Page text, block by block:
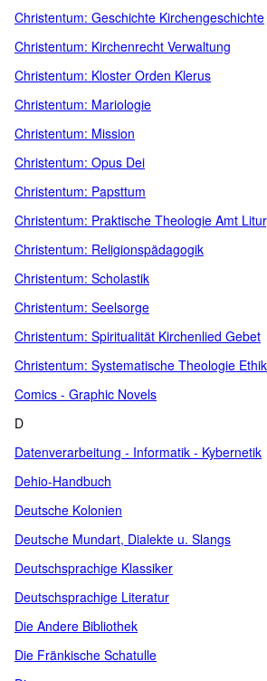
Christentum: Geschichte Kirchengeschichte
Christentum: Kirchenrecht Verwaltung
Christentum: Kloster Orden Klerus
Christentum: Mariologie
Christentum: Mission
Christentum: Opus Dei
Christentum: Papsttum
Christentum: Praktische Theologie Amt
Christentum: Religionspädagogik
Christentum: Scholastik
Christentum: Seelsorge
Christentum: Spiritualität Kirchenlied Gebet
Christentum: Systematische Theologie Ethik
Comics - Graphic Novels
D
Datenverarbeitung - Informatik - Kybernetik
Dehio-Handbuch
Deutsche Kolonien
Deutsche Mundart, Dialekte u. Slangs
Deutschsprachige Klassiker
Deutschsprachige Literatur
Die Andere Bibliothek
Die Fränkische Schatulle